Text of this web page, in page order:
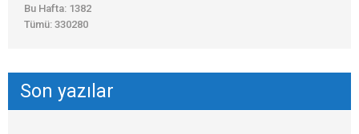
Bu Hafta: 1382
Tümü: 330280
Son yazılar